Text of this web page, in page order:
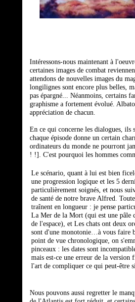
Intéressons-nous maintenant à
certaines images de combat
attendons de nouvelles images du
longilignes sont encore plus belles,
pas épargné... Néanmoins, certains
graphisme a fortement évolué.
appréciation de chacun.
En ce qui concerne les dialogues, ils
chaque épisode donne un certain
ordinateurs du monde ne pourront
! !]. C'est pourquoi les hommes
Le scénario, quant à lui est bien
une progression logique et les 5
particulièrement soignés, et nous
de santé de notre brave Alfred.
traînent en longueur : je pense
La Mer de la Mort (qui est une pâle
de l'espace), et Les chats ont deux
sont d'une monotonie…à vous faire
point de vue chronologique, on
pinceaux : les dates sont
mais est-ce une erreur de la
l'art de compliquer ce qui peut-être
Nous pouvons aussi regretter le